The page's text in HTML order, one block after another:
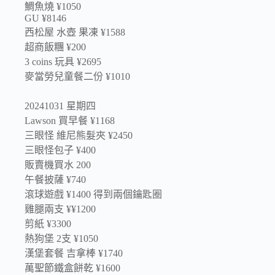
鯛魚燒 ¥1050
GU ¥8146
西松屋 水壺 果凍 ¥1588
超商飯糰 ¥200
3 coins 玩具 ¥2695
麥當勞兒童餐二份 ¥1010
20241031 星期四
Lawson 買早餐 ¥1168
三眼怪 維尼熊髮夾 ¥2450
三眼怪包子 ¥400
販賣機買水 200
午餐披薩 ¥740
滾球遊戲 ¥1400 得到兩個鑰匙圈
雞腿兩支 ¥¥1200
剪紙 ¥3300
熱狗堡 2支 ¥1050
漢堡套餐 吉拿棒 ¥1740
萬聖節鐵盒餅乾 ¥1600